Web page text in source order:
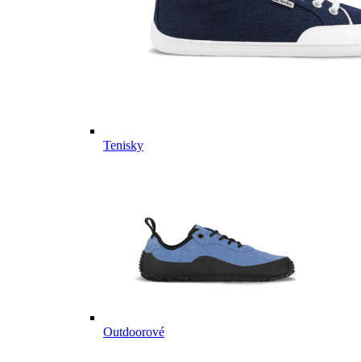
Tenisky
Outdoorové